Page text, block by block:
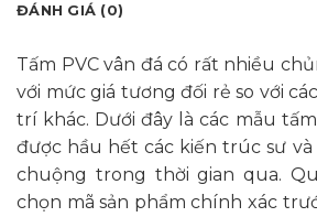
ĐÁNH GIÁ (0)
Tấm PVC vân đá có rất nhiều
với mức giá tương đối rẻ so với
trí khác. Dưới đây là các mẫu
được hầu hết các kiến trúc sư
chuộng trong thời gian qua.
chọn mã sản phẩm chính xác